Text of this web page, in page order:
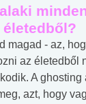
magad - az,
az életedből
A ghosting
azt, hogy